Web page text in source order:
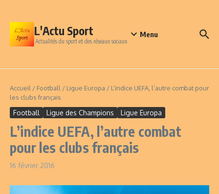
L'Actu Sport
Actualités du sport et des réseaux sociaux
Menu
Accueil / Football / Ligue Europa / L’indice UEFA, l’autre combat pour
les clubs français
Football Ligue des Champions Ligue Europa
L’indice UEFA, l’autre combat
pour les clubs français
16 février 2016